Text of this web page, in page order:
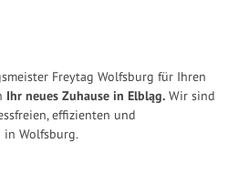
Freytag Wolfsburg für Ihren
Ihr neues Zuhause in Elbląg. Wir sind
effizienten und
in Wolfsburg.